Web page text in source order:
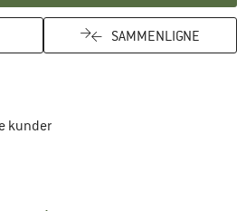
SAMMENLIGNE
kunder
certificeret - oplysningerne får du